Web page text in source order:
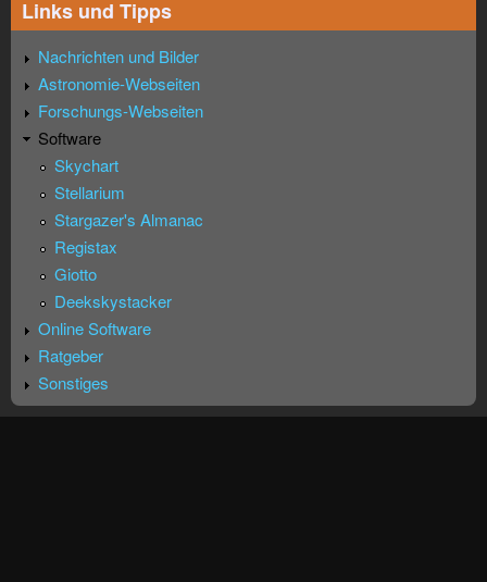
Links und Tipps
Nachrichten und Bilder
Astronomie-Webseiten
Forschungs-Webseiten
Software
Skychart
Stellarium
Stargazer's Almanac
Registax
Giotto
Deekskystacker
Online Software
Ratgeber
Sonstiges